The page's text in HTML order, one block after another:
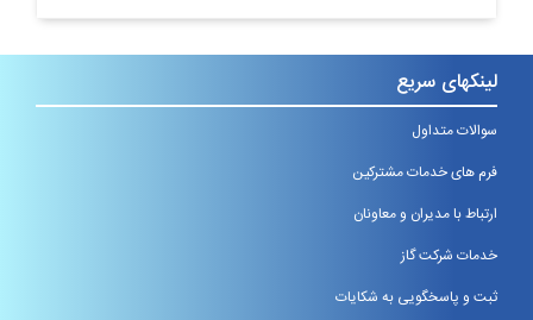
لینکهای سریع
سوالات متداول
فرم های خدمات مشترکین
ارتباط با مدیران و معاونان
خدمات شرکت گاز
ثبت و پاسخگویی به شکایات